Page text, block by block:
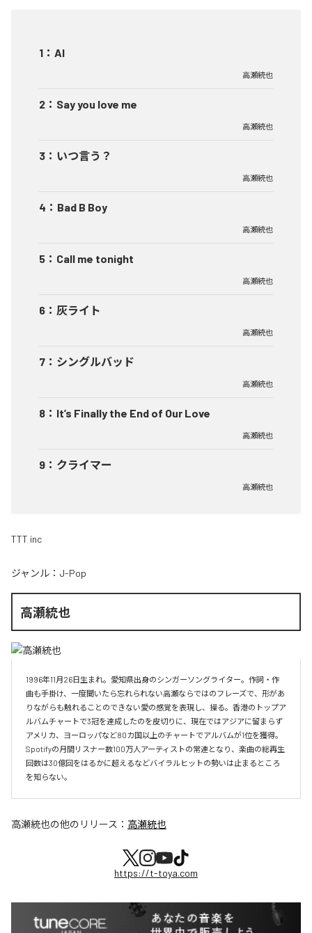
1 ： AI
高瀬統也
2 ： Say you love me
高瀬統也
3 ： いつ言う？
高瀬統也
4 ： Bad B Boy
高瀬統也
5 ： Call me tonight
高瀬統也
6 ： 灰ライト
高瀬統也
7 ： シングルバッド
高瀬統也
8 ： It’s Finally the End of Our Love
高瀬統也
9 ： クライマー
高瀬統也
TTT inc
ジャンル： J-Pop
高瀬統也
1996年11月26日生まれ。愛知県出身のシンガーソングライター。作詞・作
曲も手掛け、一度聞いたら忘れられない高瀬ならではのフレーズで、形があ
りながらも触れることのできない愛の感覚を表現し、操る。香港のトップア
ルバムチャートで3冠を達成したのを皮切りに、現在ではアジアに留まらず
アメリカ、ヨーロッパなど80カ国以上のチャートでアルバムが1位を獲得。
Spotifyの月間リスナー数100万人アーティストの常連となり、楽曲の総再生
回数は30億回をはるかに超えるなどバイラルヒットの勢いは止まるところ
を知らない。
高瀬統也の他のリリース： 高瀬統也
https://t-toya.com